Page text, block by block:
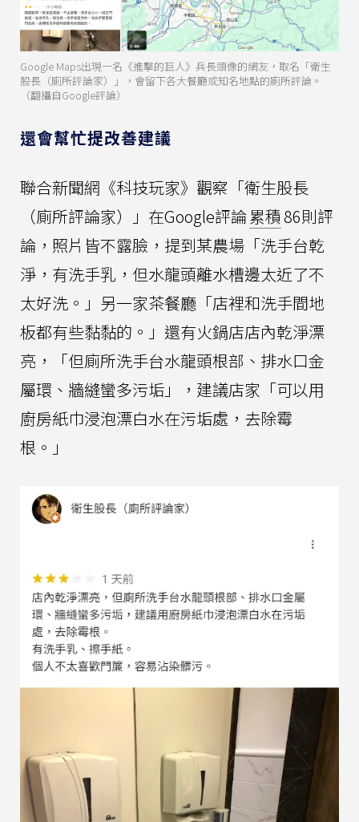
Google Maps出現一名《進擊的巨人》兵長頭像的網友，取名「衛生
股長（廁所評論家）」，會留下各大餐廳或知名地點的廁所評論。
（翻攝自Google評論）
還會幫忙提改善建議
聯合新聞網《科技玩家》觀察「衛生股長
（廁所評論家）」在Google評論累積86則評
論，照片皆不露臉，提到某農場「洗手台乾
淨，有洗手乳，但水龍頭離水槽邊太近了不
太好洗。」另一家茶餐廳「店裡和洗手間地
板都有些黏黏的。」還有火鍋店店內乾淨漂
亮，「但廁所洗手台水龍頭根部、排水口金
屬環、牆縫蠻多污垢」，建議店家「可以用
廚房紙巾浸泡漂白水在污垢處，去除霉
根。」